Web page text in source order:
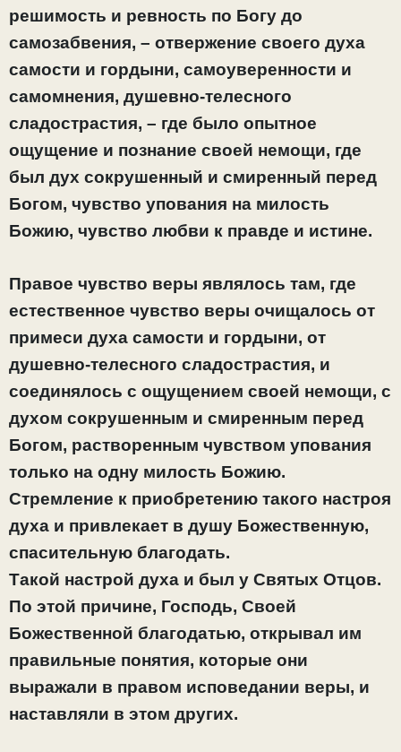
решимость и ревность по Богу до
самозабвения, – отвержение своего духа
самости и гордыни, самоуверенности и
самомнения, душевно-телесного
сладострастия, – где было опытное
ощущение и познание своей немощи, где
был дух сокрушенный и смиренный перед
Богом, чувство упования на милость
Божию, чувство любви к правде и истине.
Правое чувство веры являлось там, где
естественное чувство веры очищалось от
примеси духа самости и гордыни, от
душевно-телесного сладострастия, и
соединялось с ощущением своей немощи, с
духом сокрушенным и смиренным перед
Богом, растворенным чувством упования
только на одну милость Божию.
Стремление к приобретению такого настроя
духа и привлекает в душу Божественную,
спасительную благодать.
Такой настрой духа и был у Святых Отцов.
По этой причине, Господь, Своей
Божественной благодатью, открывал им
правильные понятия, которые они
выражали в правом исповедании веры, и
наставляли в этом других.